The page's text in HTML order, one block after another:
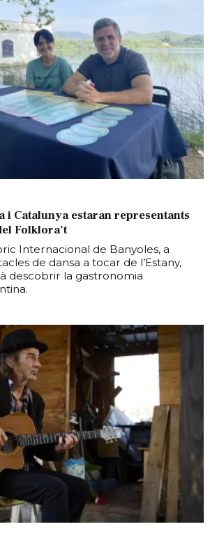
i Catalunya estaran representants
Folklora’t
Internacional de Banyoles, a
de dansa a tocar de l’Estany,
descobrir la gastronomia